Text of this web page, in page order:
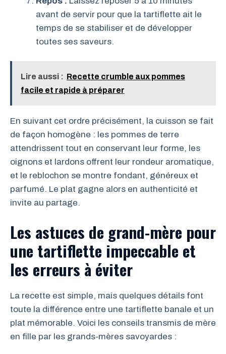
avant de servir pour que la tartiflette ait le
temps de se stabiliser et de développer
toutes ses saveurs.
Lire aussi : Recette crumble aux pommes
facile et rapide à préparer
En suivant cet ordre précisément, la cuisson se fait
de façon homogène : les pommes de terre
attendrissent tout en conservant leur forme, les
oignons et lardons offrent leur rondeur aromatique,
et le reblochon se montre fondant, généreux et
parfumé. Le plat gagne alors en authenticité et
invite au partage.
Les astuces de grand-mère pour
une tartiflette impeccable et
les erreurs à éviter
La recette est simple, mais quelques détails font
toute la différence entre une tartiflette banale et un
plat mémorable. Voici les conseils transmis de mère
en fille par les grands-mères savoyardes :